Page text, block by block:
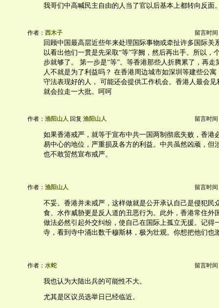
我哥们中高喊民主自由的人当了官以后基本上都转向反面
作者： 西木子 留言时间
回顾中国最高层近些年来处理国际事物或牵扯许多国际关
以看出他们一贯是先采取“等”字阙，然后再出手。所以，
步就够了。 第一步是“等”。等香港那些人折腾累了，再走
人不就是为了利益吗？ 在香港周边城市如深圳等建些公
守法表现好的人， 可能还会提供工作机会。香港人最会见
就会拉走一大批。呵呵
作者： 渔阳山人 回复 渔阳山人 留言时间
如果香港戒严，就等于宣布中共一国两制彻底失败，香港
易中心的地位，严重损及各方的利益。中共虽然凶顽，但
也不敢贸然宣布戒严。
作者： 渔阳山人 留言时间
不妥。香港并未戒严，这样做就是公开承认自己是侵犯民
食、水作威胁更是反人道的丑恶行为。此外，香港常住外
做法必然引起外交纠纷，使自己在国际上孤立无援。记得
寺，看到寺中涌出数千穆斯林，极为壮观。你想把他们也
作者： 水蛇 留言时间
我也认为大陆出兵的可能性不大。
尤其是区议员选举日已经临近。